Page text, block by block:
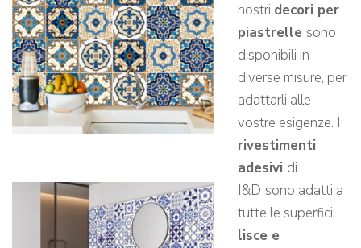
nostri decori per
piastrelle sono
disponibili in
diverse misure, per
adattarli alle
vostre esigenze. I
rivestimenti
adesivi di
I&D sono adatti a
tutte le superfici
lisce e